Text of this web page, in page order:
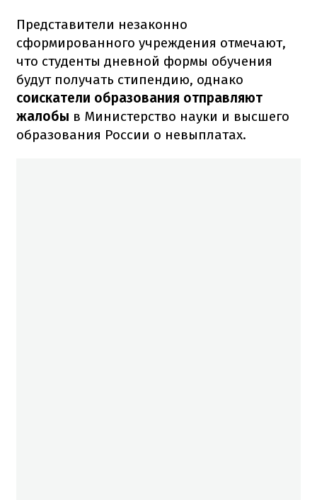
Представители незаконно
сформированного учреждения отмечают,
что студенты дневной формы обучения
будут получать стипендию, однако
соискатели образования отправляют
жалобы в Министерство науки и высшего
образования России о невыплатах.